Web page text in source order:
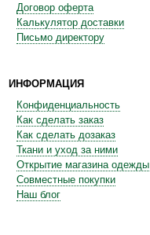
Договор оферта
Калькулятор доставки
Письмо директору
ИНФОРМАЦИЯ
Конфиденциальность
Как сделать заказ
Как сделать дозаказ
Ткани и уход за ними
Открытие магазина одежды
Совместные покупки
Наш блог